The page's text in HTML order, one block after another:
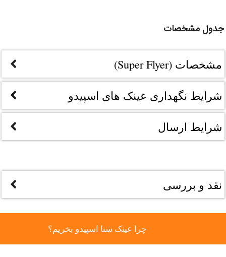
جدول مشخصات
مشخصات (Super Flyer)
شرایط نگهداری عینک های اسپیدو
شرایط ارسال
نقد و بررسی
چرا عینک شنا اسپیدو بخریم؟